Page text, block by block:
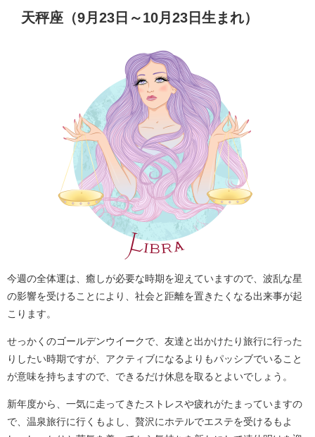
天秤座（9月23日～10月23日生まれ）
今週の全体運は、癒しが必要な時期を迎えていますので、波乱な星
の影響を受けることにより、社会と距離を置きたくなる出来事が起
こります。
せっかくのゴールデンウイークで、友達と出かけたり旅行に行った
りしたい時期ですが、アクティブになるよりもパッシブでいること
が意味を持ちますので、できるだけ休息を取るとよいでしょう。
新年度から、一気に走ってきたストレスや疲れがたまっていますの
で、温泉旅行に行くもよし、贅沢にホテルでエステを受けるもよ